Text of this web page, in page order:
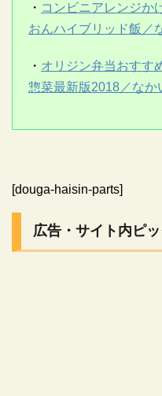
・ コンビニアレンジか
おんハイブリッド飯／
・ オリジン弁当おすす
惣菜最新版2018／なか
[douga-haisin-parts]
広告・サイト内ピ